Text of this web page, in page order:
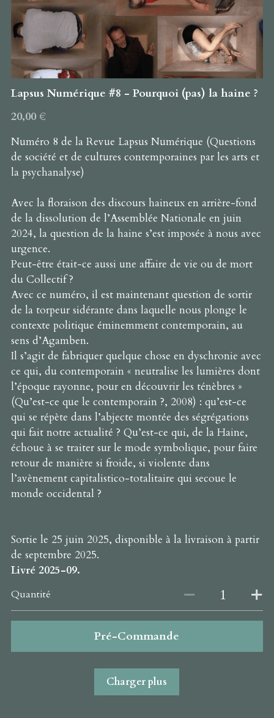
Lapsus Numérique #8 - Pourquoi (pas) la haine ?
20,00 €
Numéro 8 de la Revue Lapsus Numérique (Questions
de société et de cultures contemporaines par les arts et
la psychanalyse)
Avec la floraison des discours haineux en arrière-fond
de la dissolution de l’Assemblée Nationale en juin
2024, la question de la haine s’est imposée à nous avec
urgence.
Peut-être était-ce aussi une affaire de vie ou de mort
du Collectif ?
Avec ce numéro, il est maintenant question de sortir
de la torpeur sidérante dans laquelle nous plonge le
contexte politique éminemment contemporain, au
sens d’Agamben.
Il s’agit de fabriquer quelque chose en dyschronie avec
ce qui, du contemporain « neutralise les lumières dont
l’époque rayonne, pour en découvrir les ténèbres »
(Qu’est-ce que le contemporain ?, 2008) : qu’est-ce
qui se répète dans l’abjecte montée des ségrégations
qui fait notre actualité ? Qu’est-ce qui, de la Haine,
échoue à se traiter sur le mode symbolique, pour faire
retour de manière si froide, si violente dans
l’avènement capitalistico-totalitaire qui secoue le
monde occidental ?
Sortie le 25 juin 2025, disponible à la livraison à partir
de septembre 2025.
Livré 2025-09.
Quantité
Pré-Commande
Charger plus